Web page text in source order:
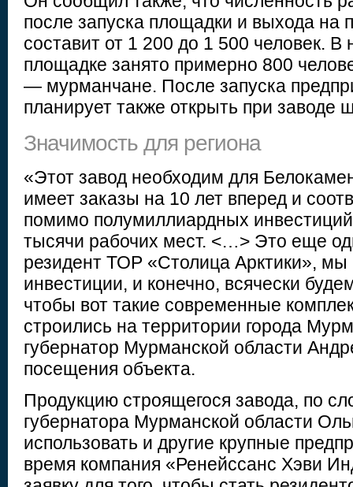
после запуска площадки и выхода на
составит от 1 200 до 1 500 человек.
площадке занято примерно 800
— мурманчане. После запуска
планирует также открыть при заводе
Значимость для региона
«Этот завод необходим для
имеет заказы на 10 лет вперед и
помимо полумиллиардных
тысячи рабочих мест. <…> Это еще
резидент ТОР «Столица Арктики», мы
инвестиции, и конечно, всячески
чтобы вот такие современные
строились на территории города
губернатор Мурманской области
посещения объекта.
Продукцию строящегося завода, по
губернатора Мурманской области
использовать и другие крупные
время компания «Ренейссанс Хэви